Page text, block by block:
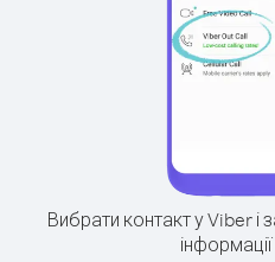
Вибрати контакт у Viber і